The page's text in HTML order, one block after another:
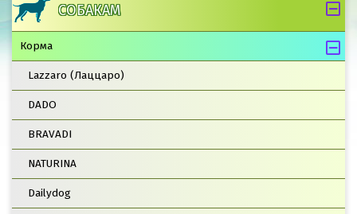
СОБАКАМ
Корма
Lazzaro (Лаццаро)
DADO
BRAVADI
NATURINA
Dailydog